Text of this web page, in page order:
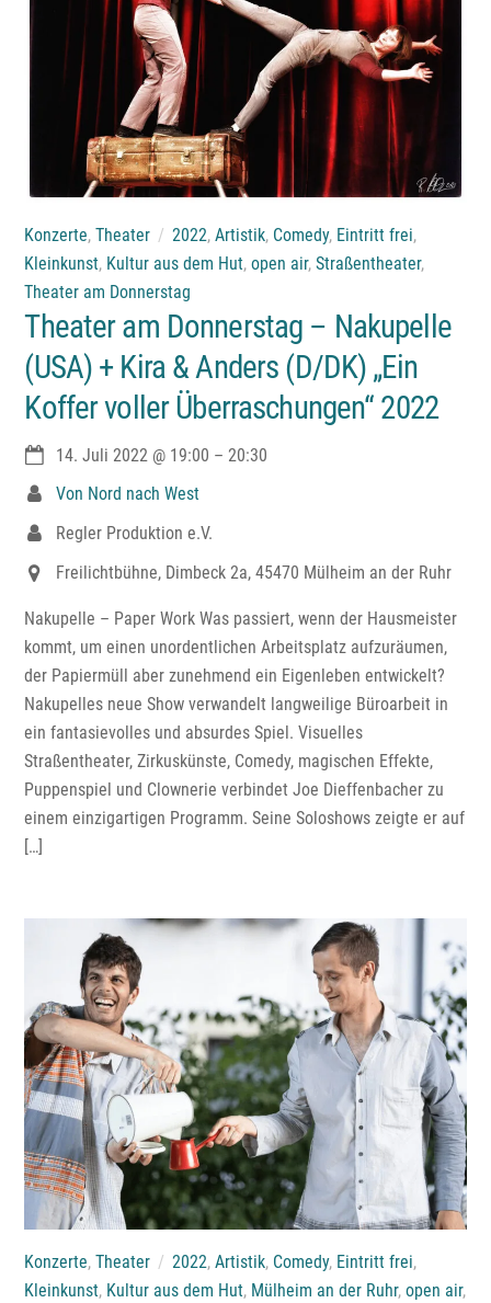
Konzerte, Theater 2022, Artistik, Comedy, Eintritt frei,
Kleinkunst, Kultur aus dem Hut, open air, Straßentheater,
Theater am Donnerstag
Theater am Donnerstag – Nakupelle
(USA) + Kira & Anders (D/DK) „Ein
Koffer voller Überraschungen“ 2022
14. Juli 2022 @ 19:00 – 20:30
Von Nord nach West
Regler Produktion e.V.
Freilichtbühne, Dimbeck 2a, 45470 Mülheim an der Ruhr
Nakupelle – Paper Work Was passiert, wenn der Hausmeister
kommt, um einen unordentlichen Arbeitsplatz aufzuräumen,
der Papiermüll aber zunehmend ein Eigenleben entwickelt?
Nakupelles neue Show verwandelt langweilige Büroarbeit in
ein fantasievolles und absurdes Spiel. Visuelles
Straßentheater, Zirkuskünste, Comedy, magischen Effekte,
Puppenspiel und Clownerie verbindet Joe Dieffenbacher zu
einem einzigartigen Programm. Seine Soloshows zeigte er auf
[…]
Konzerte, Theater 2022, Artistik, Comedy, Eintritt frei,
Kleinkunst, Kultur aus dem Hut, Mülheim an der Ruhr, open air,